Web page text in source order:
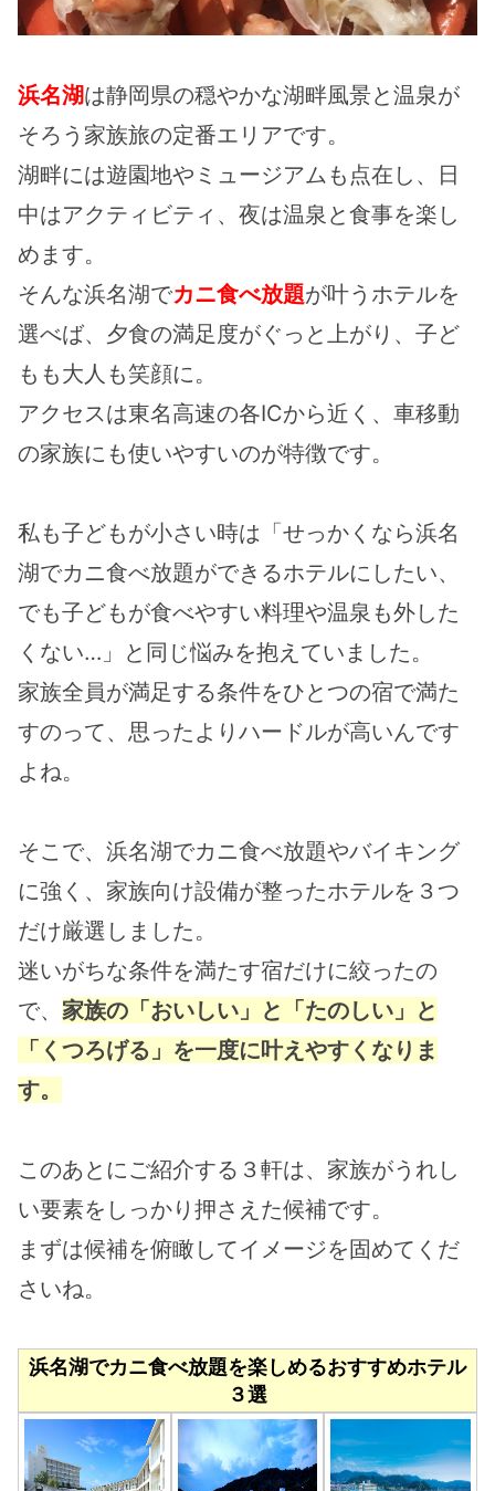
浜名湖は静岡県の穏やかな湖畔風景と温泉が
そろう家族旅の定番エリアです。
湖畔には遊園地やミュージアムも点在し、日
中はアクティビティ、夜は温泉と食事を楽し
めます。
そんな浜名湖でカニ食べ放題が叶うホテルを
選べば、夕食の満足度がぐっと上がり、子ど
もも大人も笑顔に。
アクセスは東名高速の各ICから近く、車移動
の家族にも使いやすいのが特徴です。
私も子どもが小さい時は「せっかくなら浜名
湖でカニ食べ放題ができるホテルにしたい、
でも子どもが食べやすい料理や温泉も外した
くない…」と同じ悩みを抱えていました。
家族全員が満足する条件をひとつの宿で満た
すのって、思ったよりハードルが高いんです
よね。
そこで、浜名湖でカニ食べ放題やバイキング
に強く、家族向け設備が整ったホテルを３つ
だけ厳選しました。
迷いがちな条件を満たす宿だけに絞ったの
で、 家族の「おいしい」と「たのしい」と
「くつろげる」を一度に叶えやすくなりま
す。
このあとにご紹介する３軒は、家族がうれし
い要素をしっかり押さえた候補です。
まずは候補を俯瞰してイメージを固めてくだ
さいね。
浜名湖でカニ食べ放題を楽しめるおすすめホテル
３選